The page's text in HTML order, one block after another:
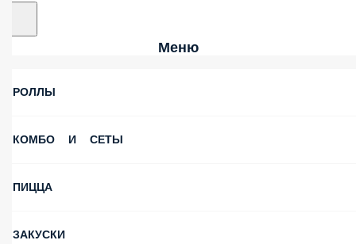
Меню
РОЛЛЫ
КОМБО И СЕТЫ
ПИЦЦА
ЗАКУСКИ